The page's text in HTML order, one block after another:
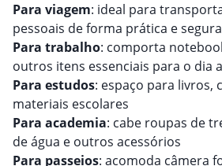
Para viagem: ideal para
pessoais de forma prática e segura
Para trabalho: comporta
outros itens essenciais para o dia
Para estudos: espaço para livros,
materiais escolares
Para academia: cabe roupas de
de água e outros acessórios
Para passeios: acomoda câmera